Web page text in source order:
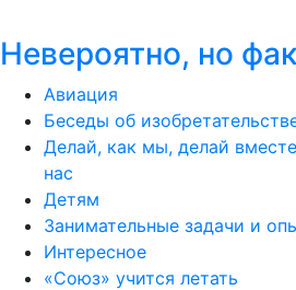
Невероятно, но
Авиация
Беседы об
Делай, как мы, делай
нас
Детям
Занимательные задачи и
Интересное
«Союз» учится летать